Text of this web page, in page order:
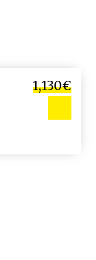
1,130€